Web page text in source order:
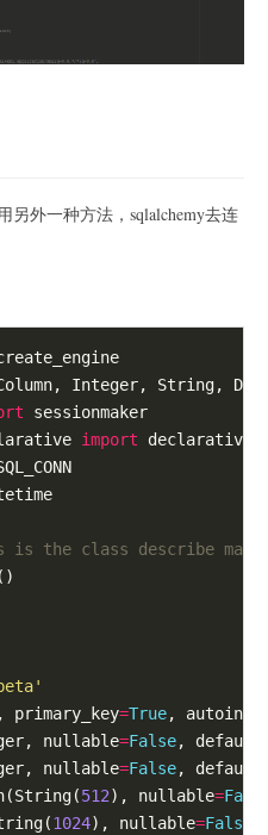
另外一种方法，sqlalchemy去连
import
is the class describe map
primary_key=True,
nullable=False, default
nullable=False, default
512), nullable=
1024), nullable=False